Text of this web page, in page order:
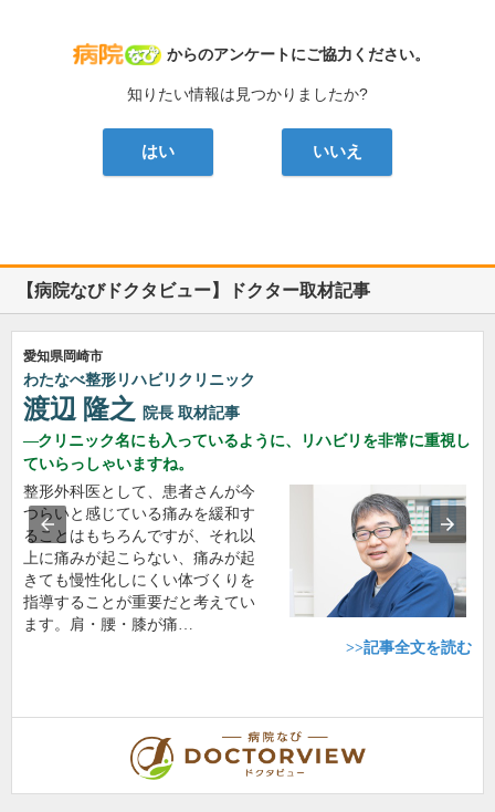
病院なび
からのアンケートにご協力ください。
知りたい情報は見つかりましたか?
はい いいえ
【病院なびドクタビュー】ドクター取材記事
愛知県岡崎市
わたなべ整形リハビリクリニック
渡辺 隆之 院長 取材記事
クリニック名にも入っているように、リハビリを非常に重視し
ていらっしゃいますね。
整形外科医として、患者さんが今
つらいと感じている痛みを緩和す
ることはもちろんですが、それ以
上に痛みが起こらない、痛みが起
きても慢性化しにくい体づくりを
指導することが重要だと考えてい
ます。肩・腰・膝が痛…
>>記事全文を読む